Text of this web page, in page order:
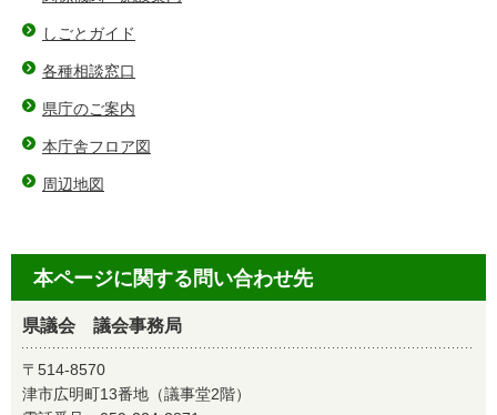
しごとガイド
各種相談窓口
県庁のご案内
本庁舎フロア図
周辺地図
本ページに関する問い合わせ先
県議会 議会事務局
〒514-8570
津市広明町13番地（議事堂2階）